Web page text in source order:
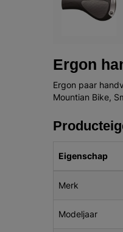
Ergon
Ergon paar
Mountian Bike,
Eigenschap
Merk
Modeljaar